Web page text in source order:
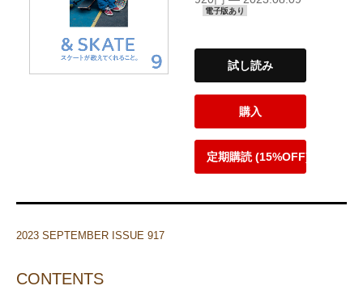
電子版あり
試し読み
購入
定期購読 (15%OFF)
2023 SEPTEMBER ISSUE 917
CONTENTS